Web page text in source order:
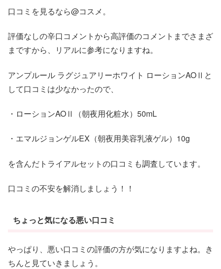
口コミを見るなら@コスメ。
評価なしの辛口コメントから高評価のコメントまでさまざ
まですから、リアルに参考になりますね。
アンプルール ラグジュアリーホワイト ローションAOⅡと
して口コミは少なかったので、
・ローションAOⅡ（朝夜用化粧水）50mL
・エマルジョンゲルEX（朝夜用美容乳液ゲル）10g
を含んだトライアルセットの口コミも調査しています。
口コミの不安を解消しましょう！！
ちょっと気になる悪い口コミ
やっぱり、悪い口コミの評価の方が気になりますよね。き
ちんと見ていきましょう。